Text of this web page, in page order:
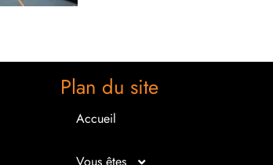
Plan du site
Accueil
Vous êtes